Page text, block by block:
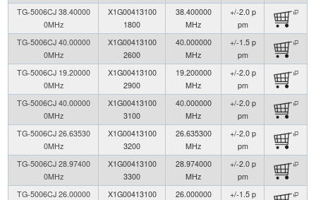
TG-5006CJ 38.40000
0MHz
X1G00413100
1800
38.400000
MHz
+/-2.0 p
pm
TG-5006CJ 40.00000
0MHz
X1G00413100
2600
40.000000
MHz
+/-1.5 p
pm
TG-5006CJ 19.20000
0MHz
X1G00413100
2900
19.200000
MHz
+/-2.0 p
pm
TG-5006CJ 40.00000
0MHz
X1G00413100
3100
40.000000
MHz
+/-2.0 p
pm
TG-5006CJ 26.63530
0MHz
X1G00413100
3200
26.635300
MHz
+/-2.0 p
pm
TG-5006CJ 28.97400
0MHz
X1G00413100
3300
28.974000
MHz
+/-2.0 p
pm
TG-5006CJ 26.00000
X1G00413100
26.000000
+/-1.5 p